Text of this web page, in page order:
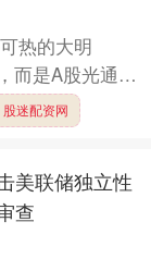
热的大明
而是A股光通信
、中际旭创
股迷配资网
美联储独立性
查